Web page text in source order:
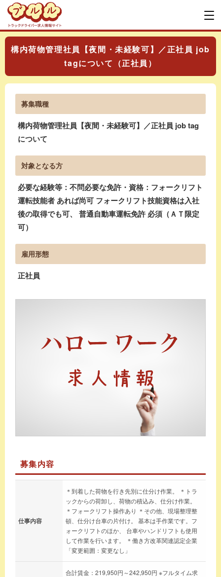
構内荷物管理社員【夜間・未経験可】／正社員 job
tagについて（正社員）
募集職種
構内荷物管理社員【夜間・未経験可】／正社員 job tag
について
対象となる方
必要な経験等：不問必要な免許・資格：フォークリフト
運転技能者 あれば尚可 フォークリフト技能資格は入社
後の取得でも可、 普通自動車運転免許 必須（ＡＴ限定
可）
雇用形態
正社員
募集内容
仕事内容
＊到着した荷物を行き先別に仕分け作業。 ＊トラ
ックからの荷卸し、荷物の積込み、仕分け作業。
＊フォークリフト操作あり ＊その他、現場整理整
頓、仕分け台車の片付け。 基本は手作業です。フ
ォークリフトのほか、 台車やハンドリフトも使用
して作業を行います。 ＊働き方改革関連認定企業
「変更範囲：変更なし」
合計賃金：219,950円～242,950円 ※フルタイム求